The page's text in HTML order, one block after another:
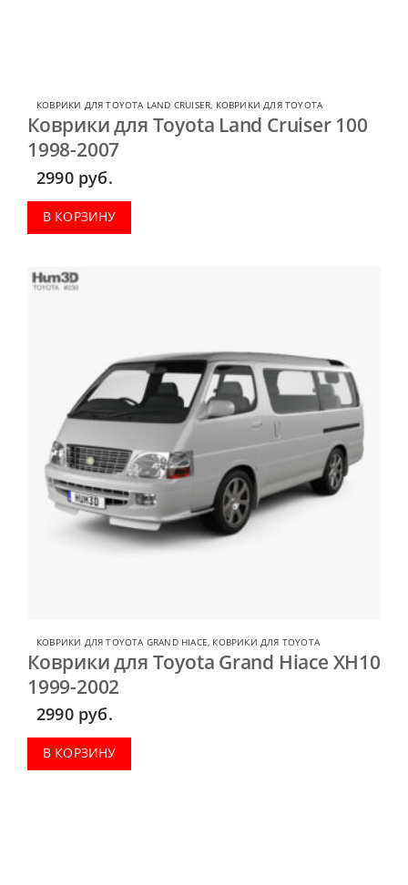
КОВРИКИ ДЛЯ TOYOTA LAND CRUISER, КОВРИКИ ДЛЯ TOYOTA
Коврики для Toyota Land Cruiser 100
1998-2007
2990 руб.
В КОРЗИНУ
КОВРИКИ ДЛЯ TOYOTA GRAND HIACE КОВРИКИ ДЛЯ TOYOTA
Коврики для Toyota Grand Hiace XH10
1999-2002
2990 руб.
В КОРЗИНУ